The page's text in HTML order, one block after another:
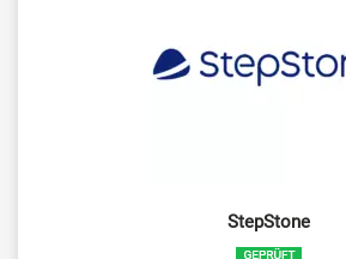
StepStone